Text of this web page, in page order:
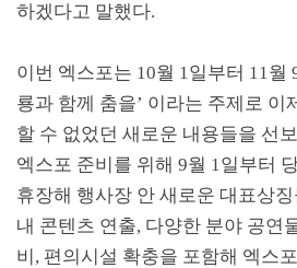
하겠다고 말했다.
이번 엑스포는 10월 1일부터 11월
룡과 함께 춤을’ 이라는 주제로 이
할 수 없었던 새로운 내용들을 선
엑스포 준비를 위해 9월 1일부터
휴장해 행사장 안 새로운 대표상징
내 콘텐츠 연출, 다양한 분야 공연
비 , 편의시설 확충을 포함해 엑스